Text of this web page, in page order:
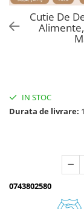
Gradina
Motoburghie si
Accesorii
Drujbe,
Drujbe cu
Unelte electrice
Mori cereale si
Batoze - mori
Cutie De
IN STOC
Durata de livrare:
0743802580